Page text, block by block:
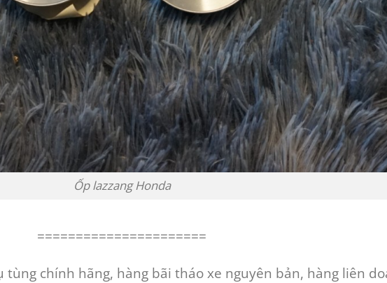
Ốp lazzang Honda
======================
tùng chính hãng, hàng bãi tháo xe nguyên bản, hàng liên